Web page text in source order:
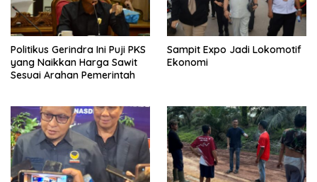
Politikus Gerindra Ini Puji PKS
yang Naikkan Harga Sawit
Sesuai Arahan Pemerintah
Sampit Expo Jadi Lokomotif
Ekonomi